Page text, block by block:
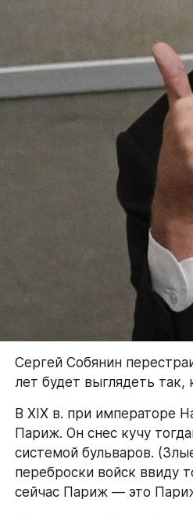
Сергей Собянин
лет будет выглядеть так,
В XIX в. при императоре
Париж. Он снес кучу
системой бульваров.
переброски войск ввиду
сейчас Париж — это